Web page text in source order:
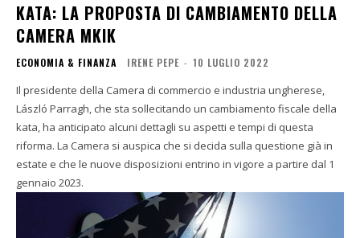
KATA: LA PROPOSTA DI CAMBIAMENTO DELLA
CAMERA MKIK
ECONOMIA & FINANZA IRENE PEPE - 10 LUGLIO 2022
Il presidente della Camera di commercio e industria ungherese,
László Parragh, che sta sollecitando un cambiamento fiscale della
kata, ha anticipato alcuni dettagli su aspetti e tempi di questa
riforma. La Camera si auspica che si decida sulla questione già in
estate e che le nuove disposizioni entrino in vigore a partire dal 1
gennaio 2023.